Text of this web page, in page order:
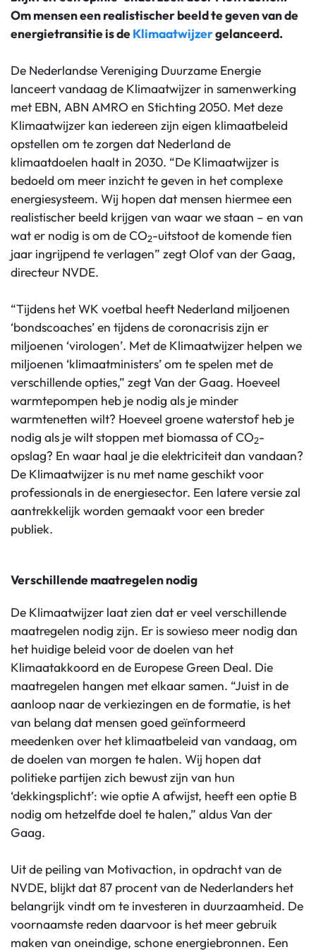
Om mensen een realistischer beeld te geven van de
energietransitie is deKlimaatwijzergelanceerd.
De Nederlandse Vereniging Duurzame Energie
lanceert vandaag de Klimaatwijzer in samenwerking
met EBN, ABN AMRO en Stichting 2050. Met deze
Klimaatwijzer kan iedereen zijn eigen klimaatbeleid
opstellen om te zorgen dat Nederland de
klimaatdoelen haalt in 2030. “De Klimaatwijzer is
bedoeld om meer inzicht te geven in het complexe
energiesysteem. Wij hopen dat mensen hiermee een
realistischer beeld krijgen van waar we staan – en van
wat er nodig is om de CO2-uitstoot de komende tien
jaar ingrijpend te verlagen” zegt Olof van der Gaag,
directeur NVDE.
“Tijdens het WK voetbal heeft Nederland miljoenen
‘bondscoaches’ en tijdens de coronacrisis zijn er
miljoenen ‘virologen’. Met de Klimaatwijzer helpen we
miljoenen ‘klimaatministers’ om te spelen met de
verschillende opties,” zegt Van der Gaag. Hoeveel
warmtepompen heb je nodig als je minder
warmtenetten wilt? Hoeveel groene waterstof heb je
nodig als je wilt stoppen met biomassa of CO2-
opslag? En waar haal je die elektriciteit dan vandaan?
De Klimaatwijzer is nu met name geschikt voor
professionals in de energiesector. Een latere versie zal
aantrekkelijk worden gemaakt voor een breder
publiek.
Verschillende maatregelen nodig
De Klimaatwijzer laat zien dat er veel verschillende
maatregelen nodig zijn. Er is sowieso meer nodig dan
het huidige beleid voor de doelen van het
Klimaatakkoord en de Europese Green Deal. Die
maatregelen hangen met elkaar samen. “Juist in de
aanloop naar de verkiezingen en de formatie, is het
van belang dat mensen goed geïnformeerd
meedenken over het klimaatbeleid van vandaag, om
de doelen van morgen te halen. Wij hopen dat
politieke partijen zich bewust zijn van hun
‘dekkingsplicht’: wie optie A afwijst, heeft een optie B
nodig om hetzelfde doel te halen,” aldus Van der
Gaag.
Uit de peiling van Motivaction, in opdracht van de
NVDE, blijkt dat 87 procent van de Nederlanders het
belangrijk vindt om te investeren in duurzaamheid. De
voornaamste reden daarvoor is het meer gebruik
maken van oneindige, schone energiebronnen. Een